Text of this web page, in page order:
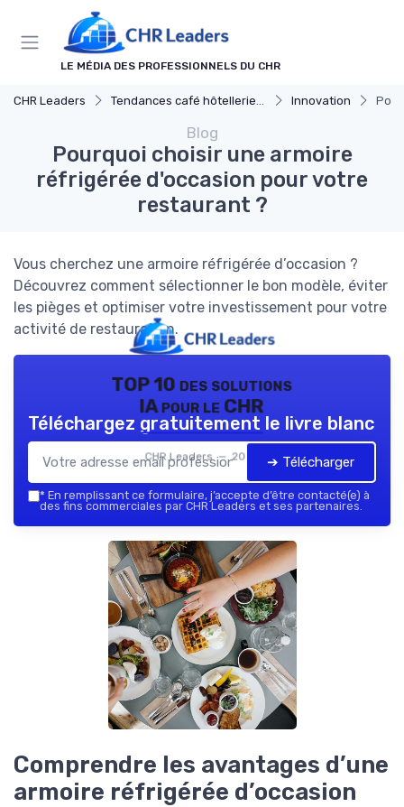
LE MÉDIA DES PROFESSIONNELS DU CHR
CHR Leaders Tendances café hôtellerie et restauration Innovation
Blog
Pourquoi choisir une armoire
réfrigérée d'occasion pour votre
restaurant ?
Vous cherchez une armoire réfrigérée d’occasion ?
Découvrez comment sélectionner le bon modèle, éviter
les pièges et optimiser votre investissement pour votre
activité de restauration.
TOP 10 des solutions
IA pour le CHR
CHR Leaders — 2026
Téléchargez gratuitement le livre blanc
➔ Télécharger
* En remplissant ce formulaire, j’accepte d’être contacté(e) à
des fins commerciales par CHR Leaders et ses partenaires.
Comprendre les avantages d’une
armoire réfrigérée d’occasion
Panneau de gestion des cookies